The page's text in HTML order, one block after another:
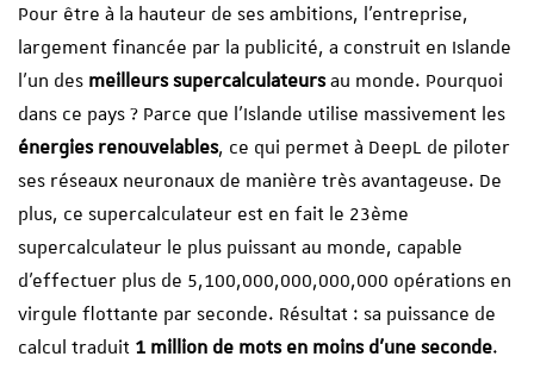
Pour être à la hauteur de ses ambitions, l’entreprise,
largement financée par la publicité, a construit en Islande
l’un des meilleurs supercalculateursau monde. Pourquoi
dans ce pays ? Parce que l’Islande utilise massivement les
énergies renouvelables, ce qui permet à DeepL de piloter
ses réseaux neuronaux de manière très avantageuse. De
plus, ce supercalculateur est en fait le 23ème
supercalculateur le plus puissant au monde, capable
d’effectuer plus de 5,100,000,000,000,000 opérations en
virgule flottante par seconde. Résultat : sa puissance de
calcul traduit 1 million de mots en moins d’une seconde.